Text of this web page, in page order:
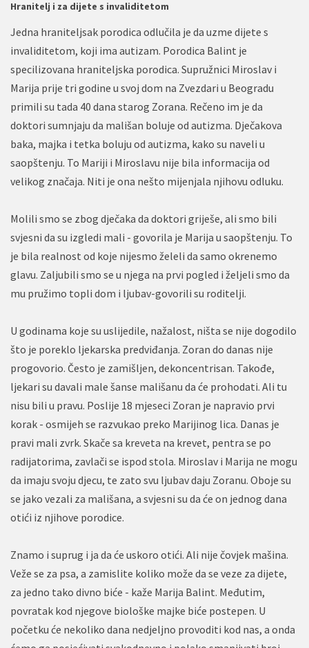
Hranitelj i za dijete s invaliditetom
Jedna hraniteljsak porodica odlučila je da uzme dijete s
invaliditetom, koji ima autizam. Porodica Balint je
specilizovana hraniteljska porodica. Supružnici Miroslav i
Marija prije tri godine u svoj dom na Zvezdari u Beogradu
primili su tada 40 dana starog Zorana. Rečeno im je da
doktori sumnjaju da mališan boluje od autizma. Dječakova
baka, majka i tetka boluju od autizma, kako su naveli u
saopštenju. To Mariji i Miroslavu nije bila informacija od
velikog značaja. Niti je ona nešto mijenjala njihovu odluku.
Molili smo se zbog dječaka da doktori griješe, ali smo bili
svjesni da su izgledi mali - govorila je Marija u saopštenju. To
je bila realnost od koje nijesmo želeli da samo okrenemo
glavu. Zaljubili smo se u njega na prvi pogled i željeli smo da
mu pružimo topli dom i ljubav-govorili su roditelji.
U godinama koje su uslijedile, nažalost, ništa se nije dogodilo
što je poreklo ljekarska predviđanja. Zoran do danas nije
progovorio. Često je zamišljen, dekoncentrisan. Takođe,
ljekari su davali male šanse mališanu da će prohodati. Ali tu
nisu bili u pravu. Poslije 18 mjeseci Zoran je napravio prvi
korak - osmijeh se razvukao preko Marijinog lica. Danas je
pravi mali zvrk. Skače sa kreveta na krevet, pentra se po
radijatorima, zavlači se ispod stola. Miroslav i Marija ne mogu
da imaju svoju djecu, te zato svu ljubav daju Zoranu. Oboje su
se jako vezali za mališana, a svjesni su da će on jednog dana
otići iz njihove porodice.
Znamo i suprug i ja da će uskoro otići. Ali nije čovjek mašina.
Veže se za psa, a zamislite koliko može da se veze za dijete,
za jedno tako divno biće - kaže Marija Balint. Međutim,
povratak kod njegove biološke majke biće postepen. U
početku će nekoliko dana nedjeljno provoditi kod nas, a onda